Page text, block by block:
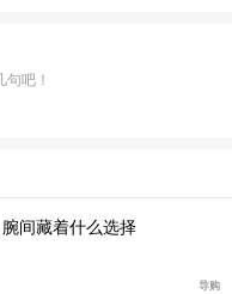
吧！
间藏着什么选择
导购